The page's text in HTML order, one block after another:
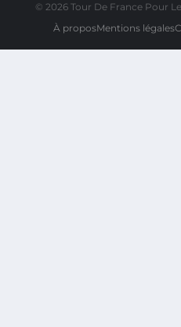
© 2026 Tour De France Pour
À proposMentions légales